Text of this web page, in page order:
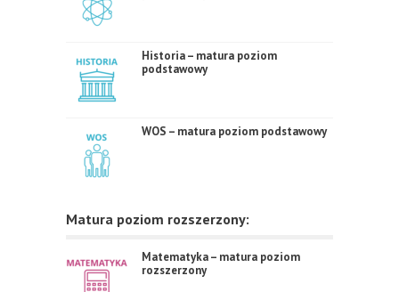
Historia – matura poziom
podstawowy
WOS – matura poziom podstawowy
Matura poziom rozszerzony:
Matematyka – matura poziom
rozszerzony